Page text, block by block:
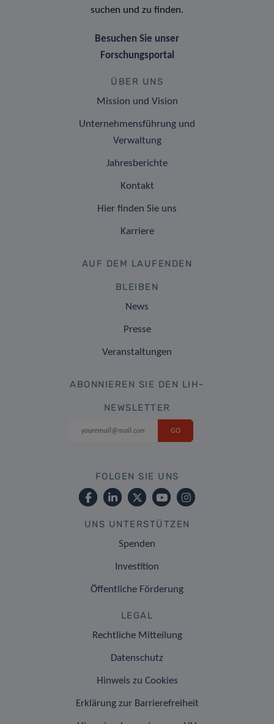
suchen und zu finden.
Besuchen Sie unser
Forschungsportal
ÜBER UNS
Mission und Vision
Unternehmensführung und
Verwaltung
Jahresberichte
Kontakt
Hier finden Sie uns
Karriere
AUF DEM LAUFENDEN
BLEIBEN
News
Presse
Veranstaltungen
ABONNIEREN SIE DEN LIH-
NEWSLETTER
FOLGEN SIE UNS
UNS UNTERSTÜTZEN
Spenden
Investition
Öffentliche Förderung
LEGAL
Rechtliche Mitteilung
Datenschutz
Hinweis zu Cookies
Erklärung zur Barrierefreiheit